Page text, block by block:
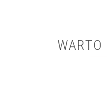
WARTO